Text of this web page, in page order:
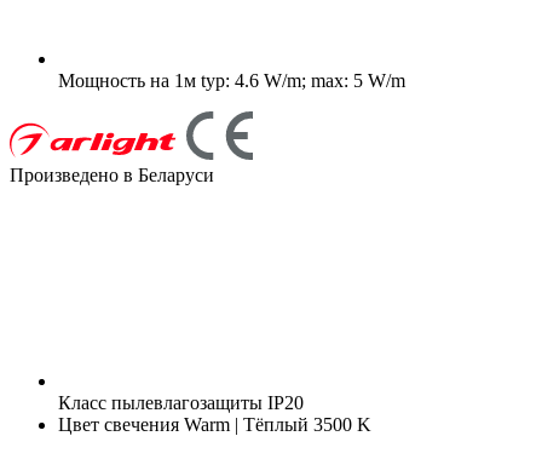
Мощность на 1м typ: 4.6 W/m; max: 5 W/m
Произведено в Беларуси
Класс пылевлагозащиты IP20
Цвет свечения Warm | Тёплый 3500 K